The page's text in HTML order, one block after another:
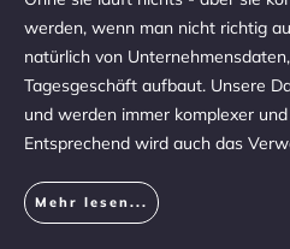
werden, wenn man nicht richtig
natürlich von
Tagesgeschäft aufbaut. Unsere
und werden immer komplexer
Entsprechend wird auch das
Mehr lesen...